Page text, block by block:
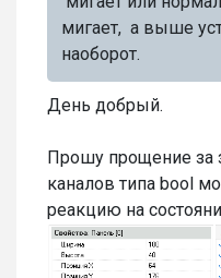
мигает, а выше
наоборот.
День добрый.
Прошу прощение за
каналов типа bool
реакцию на